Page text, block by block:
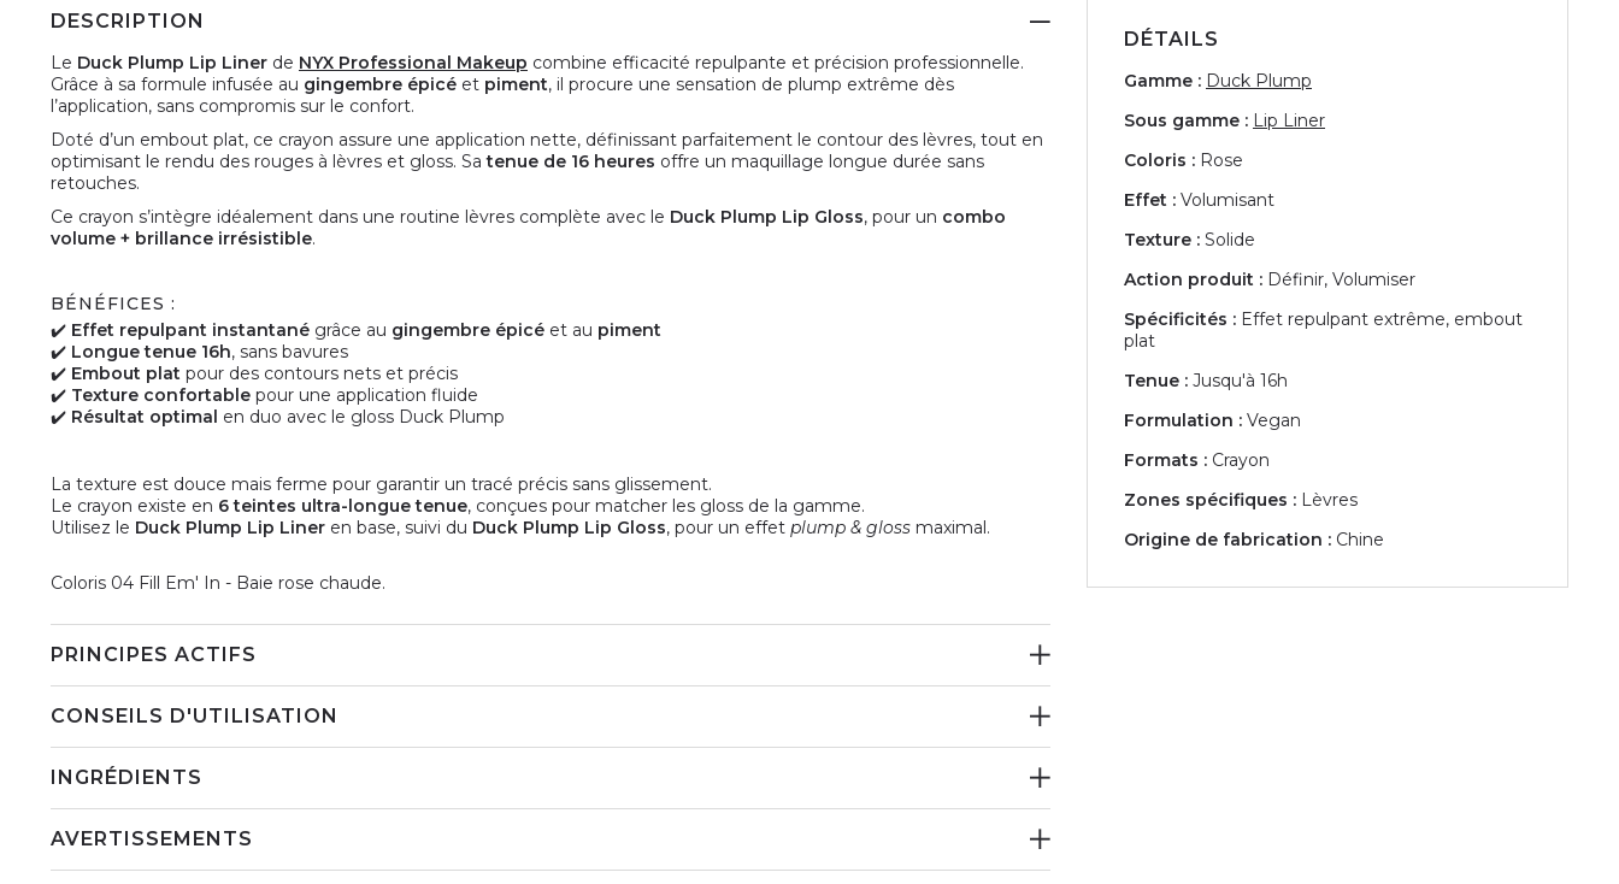
DESCRIPTION
Le Duck Plump Lip Liner de NYX Professional Makeup combine efficacité repulpante et précision professionnelle.
Grâce à sa formule infusée au gingembre épicé et piment, il procure une sensation de plump extrême dès
l’application, sans compromis sur le confort.
Doté d’un embout plat, ce crayon assure une application nette, définissant parfaitement le contour des lèvres, tout en
optimisant le rendu des rouges à lèvres et gloss. Satenue de 16 heures offre un maquillage longue durée sans
retouches.
Ce crayon s’intègre idéalement dans une routine lèvres complète avec le Duck Plump Lip Gloss, pour un combo
volume + brillance irrésistible.
BÉNÉFICES :
✔️ Effet repulpant instantané grâce au gingembre épicé et au piment
✔️ Longue tenue 16h, sans bavures
✔️ Embout plat pour des contours nets et précis
✔️ Texture confortable pour une application fluide
✔️ Résultat optimal en duo avec le gloss Duck Plump
La texture est douce mais ferme pour garantir un tracé précis sans glissement.
Le crayon existe en 6 teintes ultra-longue tenue, conçues pour matcher les gloss de la gamme.
Utilisez le Duck Plump Lip Liner en base, suivi du Duck Plump Lip Gloss, pour un effet plump & gloss maximal.
Coloris 04 Fill Em' In - Baie rose chaude.
PRINCIPES ACTIFS
CONSEILS D'UTILISATION
INGRÉDIENTS
AVERTISSEMENTS
DÉTAILS
Gamme : Duck Plump
Sous gamme : Lip Liner
Coloris : Rose
Effet : Volumisant
Texture : Solide
Action produit : Définir, Volumiser
Spécificités : Effet repulpant extrême, embout
plat
Tenue : Jusqu'à 16h
Formulation : Vegan
Formats : Crayon
Zones spécifiques : Lèvres
Origine de fabrication : Chine